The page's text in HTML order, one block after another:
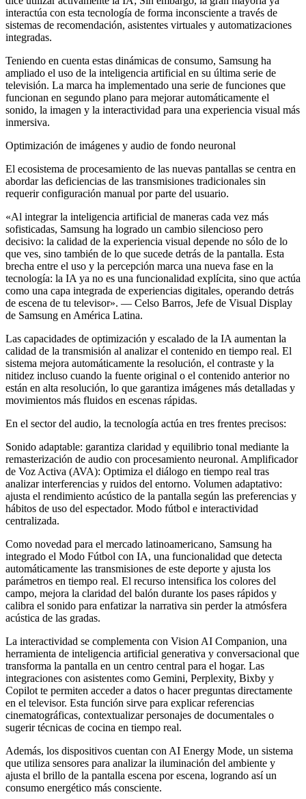
interactúa con esta tecnología de forma inconsciente a través de
sistemas de recomendación, asistentes virtuales y automatizaciones
integradas.
Teniendo en cuenta estas dinámicas de consumo, Samsung ha
ampliado el uso de la inteligencia artificial en su última serie de
televisión. La marca ha implementado una serie de funciones que
funcionan en segundo plano para mejorar automáticamente el
sonido, la imagen y la interactividad para una experiencia visual más
inmersiva.
Optimización de imágenes y audio de fondo neuronal
El ecosistema de procesamiento de las nuevas pantallas se centra en
abordar las deficiencias de las transmisiones tradicionales sin
requerir configuración manual por parte del usuario.
«Al integrar la inteligencia artificial de maneras cada vez más
sofisticadas, Samsung ha logrado un cambio silencioso pero
decisivo: la calidad de la experiencia visual depende no sólo de lo
que ves, sino también de lo que sucede detrás de la pantalla. Esta
brecha entre el uso y la percepción marca una nueva fase en la
tecnología: la IA ya no es una funcionalidad explícita, sino que actúa
como una capa integrada de experiencias digitales, operando detrás
de escena de tu televisor». — Celso Barros, Jefe de Visual Display
de Samsung en América Latina.
Las capacidades de optimización y escalado de la IA aumentan la
calidad de la transmisión al analizar el contenido en tiempo real. El
sistema mejora automáticamente la resolución, el contraste y la
nitidez incluso cuando la fuente original o el contenido anterior no
están en alta resolución, lo que garantiza imágenes más detalladas y
movimientos más fluidos en escenas rápidas.
En el sector del audio, la tecnología actúa en tres frentes precisos:
Sonido adaptable: garantiza claridad y equilibrio tonal mediante la
remasterización de audio con procesamiento neuronal. Amplificador
de Voz Activa (AVA): Optimiza el diálogo en tiempo real tras
analizar interferencias y ruidos del entorno. Volumen adaptativo:
ajusta el rendimiento acústico de la pantalla según las preferencias y
hábitos de uso del espectador. Modo fútbol e interactividad
centralizada.
Como novedad para el mercado latinoamericano, Samsung ha
integrado el Modo Fútbol con IA, una funcionalidad que detecta
automáticamente las transmisiones de este deporte y ajusta los
parámetros en tiempo real. El recurso intensifica los colores del
campo, mejora la claridad del balón durante los pases rápidos y
calibra el sonido para enfatizar la narrativa sin perder la atmósfera
acústica de las gradas.
La interactividad se complementa con Vision AI Companion, una
herramienta de inteligencia artificial generativa y conversacional que
transforma la pantalla en un centro central para el hogar. Las
integraciones con asistentes como Gemini, Perplexity, Bixby y
Copilot te permiten acceder a datos o hacer preguntas directamente
en el televisor. Esta función sirve para explicar referencias
cinematográficas, contextualizar personajes de documentales o
sugerir técnicas de cocina en tiempo real.
Además, los dispositivos cuentan con AI Energy Mode, un sistema
que utiliza sensores para analizar la iluminación del ambiente y
ajusta el brillo de la pantalla escena por escena, logrando así un
consumo energético más consciente.